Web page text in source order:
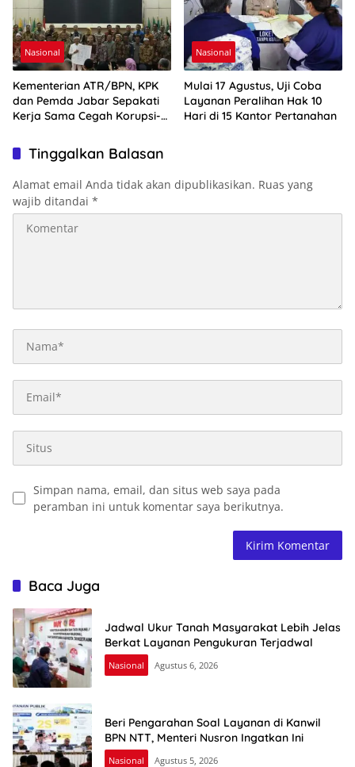
Nasional
Kementerian ATR/BPN, KPK
dan Pemda Jabar Sepakati
Kerja Sama Cegah Korupsi-
Nasional
Mulai 17 Agustus, Uji Coba
Layanan Peralihan Hak 10
Hari di 15 Kantor Pertanahan
Tinggalkan Balasan
Alamat email Anda tidak akan dipublikasikan. Ruas yang
wajib ditandai *
Simpan nama, email, dan situs web saya pada
peramban ini untuk komentar saya berikutnya.
Baca Juga
Jadwal Ukur Tanah Masyarakat Lebih Jelas
Berkat Layanan Pengukuran Terjadwal
Nasional Agustus 6, 2026
Beri Pengarahan Soal Layanan di Kanwil
BPN NTT, Menteri Nusron Ingatkan Ini
Nasional Agustus 5, 2026